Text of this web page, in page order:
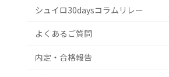
シュイロ30daysコラムリレー
よくあるご質問
内定・合格報告